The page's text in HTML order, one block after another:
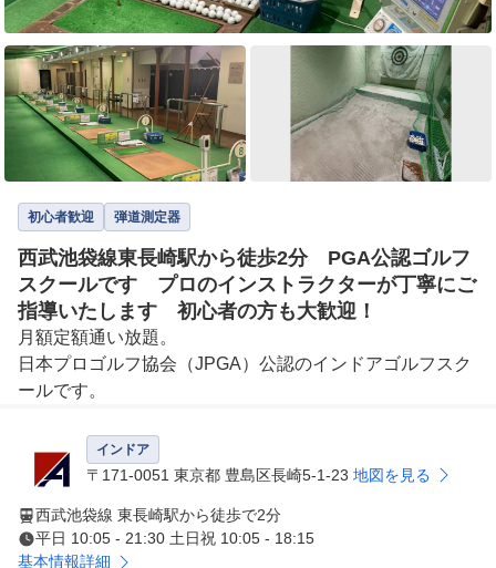
初心者歓迎 弾道測定器
西武池袋線東長崎駅から徒歩2分 PGA公認ゴルフ
スクールです プロのインストラクターが丁寧にご
指導いたします 初心者の方も大歓迎！
月額定額通い放題。
日本プロゴルフ協会（JPGA）公認のインドアゴルフスク
インドア
〒171-0051 東京都 豊島区長崎5-1-23 地図を見る
西武池袋線 東長崎駅から徒歩で2分
平日 10:05 - 21:30 土日祝 10:05 - 18:15
基本情報詳細